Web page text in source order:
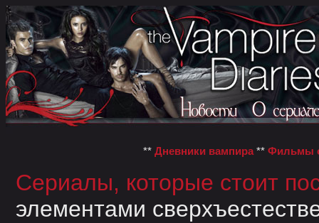
** Дневники вампира ** Фильмы
Сериалы, которые стоит
элементами